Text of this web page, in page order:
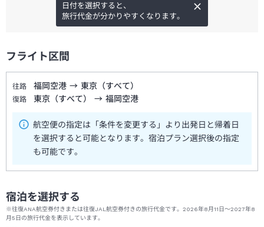
日付を選択すると、
旅行代金が分かりやすくなります。
フライト区間
往路 福岡空港 → 東京（すべて）
復路 東京（すべて） → 福岡空港
航空便の指定は「条件を変更する」より出発日と帰着日
を選択すると可能となります。宿泊プラン選択後の指定
も可能です。
宿泊を選択する
※往復ANA航空券付きまたは往復JAL航空券付きの旅行代金です。2026年8月11日～2027年8
月5日の旅行代金を表示しています。